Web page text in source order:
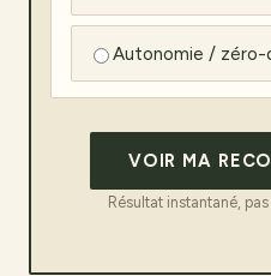
Autonomie /
VOIR MA
Résultat instantané,